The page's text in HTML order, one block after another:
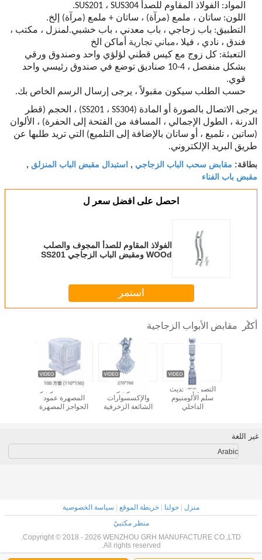
المواد: الفولاذ المقاوم للصدأ SUS201 ، SUS304.
اللون: ساتان ، ملمع (مرآة) ، ساتان + ملمع (مرآة) إلخ.
التطبيق: باب زجاجي ، باب معدني ، باب خشبي.لمنزل ، مكتب ،
فندق ، نادي ، فيلا ،مباني تجارية أماكن الخ
التعبئة: كل زوج مع كيس قطني لؤلؤي واحد وصندوق ورقي
بشكل منفصل ، 4-10 صناديق توضع في صندوق رئيسي واحد
قوي.
حسب الطلب سيكون مقبولاً ، يرجى إرسال الرسم الخاص بك.
يرجى الاتصال بالصورة أو المادة (SS201 ، SS304) ، الحجم (قطر
الدرنة ، الطول الإجمالي ، المسافة من الفتحة إلى الحفرة) ، الألوان
(ساتين ، تلميع ، أو ساتان بالإضافة إلى التلميع) التي تريد طلبها عن
طريق البريد الإلكتروني.
بطاقة: مقابض سحب الباب الزجاجي , استبدال مقبض الباب المنزلق ,
مقبض باب الفناء
احصل على افضل سعر ل
الفولاذ المقاوم للصدأ المجوف والصلب
WOOd ومقبض الباب الزجاجي SS201
استمر
أكثر مقابض الأبواب الزجاجية
المصهرة عمود
الحواجز المصهرة
والإكسسوارات
الشائعة الزخرفية
التصميم الحديث
سلم الألومنيوم
الداخلي
غير اللغة
Arabic
منزل | حولنا | خريطة الموقع | سياسة الخصوصية
منظر مكتبيّ
Copyright © 2018 - 2026 WENZHOU GRH MANUFACTURE CO.,LTD.
All rights reserved.